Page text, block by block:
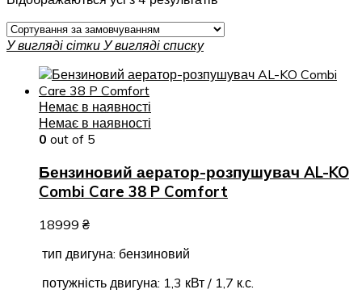
У вигляді сітки У вигляді списку
Немає в наявності
Немає в наявності
0 out of 5
Бензиновий аератор-розпушувач AL-KO
Combi Care 38 P Comfort
18999 ₴
тип двигуна: бензиновий
потужність двигуна: 1,3 кВт / 1,7 к.с.